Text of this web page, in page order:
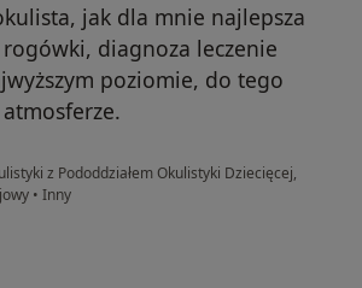
jak dla mnie najlepsza
diagnoza leczenie
poziomie, do tego
atmosferze.
z Pododdziałem Okulistyki Dziecięcej,
• Inny